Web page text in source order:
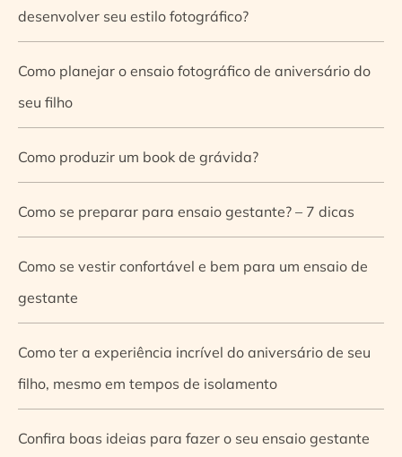
desenvolver seu estilo fotográfico?
Como planejar o ensaio fotográfico de aniversário do
seu filho
Como produzir um book de grávida?
Como se preparar para ensaio gestante? – 7 dicas
Como se vestir confortável e bem para um ensaio de
gestante
Como ter a experiência incrível do aniversário de seu
filho, mesmo em tempos de isolamento
Confira boas ideias para fazer o seu ensaio gestante